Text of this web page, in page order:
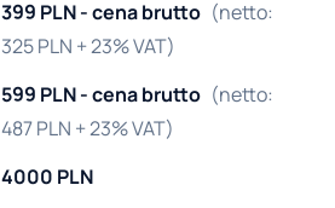
399 PLN - cena brutto (netto:
325 PLN + 23% VAT)
599 PLN - cena brutto (netto:
487 PLN + 23% VAT)
4000 PLN